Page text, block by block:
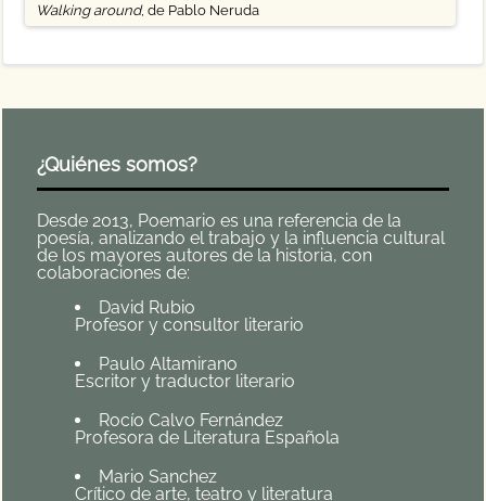
Walking around, de Pablo Neruda
¿Quiénes somos?
Desde 2013, Poemario es una referencia de la
poesía, analizando el trabajo y la influencia cultural
de los mayores autores de la historia, con
colaboraciones de:
David Rubio
Profesor y consultor literario
Paulo Altamirano
Escritor y traductor literario
Rocío Calvo Fernández
Profesora de Literatura Española
Mario Sanchez
Crítico de arte, teatro y literatura